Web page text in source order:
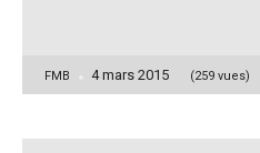
Posted
FMB 4 mars 2015 (259 vues)